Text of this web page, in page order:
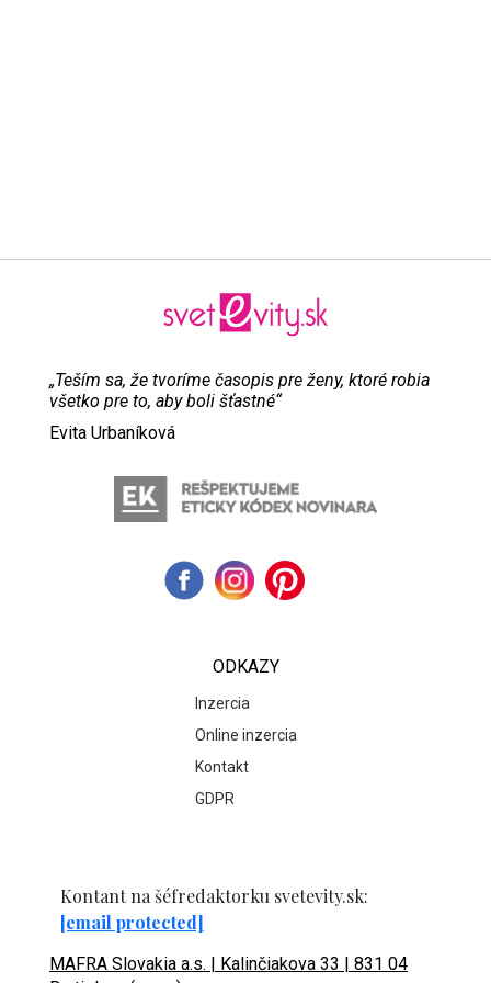
„Teším sa, že tvoríme časopis pre ženy, ktoré robia
všetko pre to, aby boli šťastné“
Evita Urbaníková
ODKAZY
Inzercia
Online inzercia
Kontakt
GDPR
Kontant na šéfredaktorku svetevity.sk:
[email protected]
MAFRA Slovakia a.s. | Kalinčiakova 33 | 831 04